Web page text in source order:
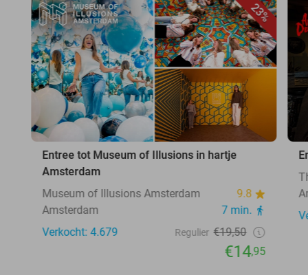
23%
Entree tot Museum of Illusions in hartje
Amsterdam
Museum of Illusions Amsterdam
9.8
Amsterdam
7 min.
Verkocht: 4.679
Regulier €19,50
€14,95